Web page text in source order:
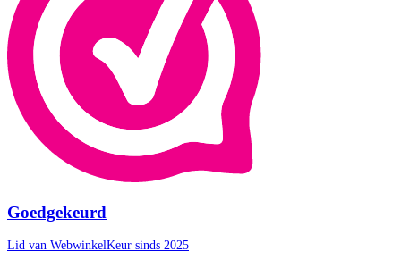
Goedgekeurd
Lid van WebwinkelKeur sinds 2025